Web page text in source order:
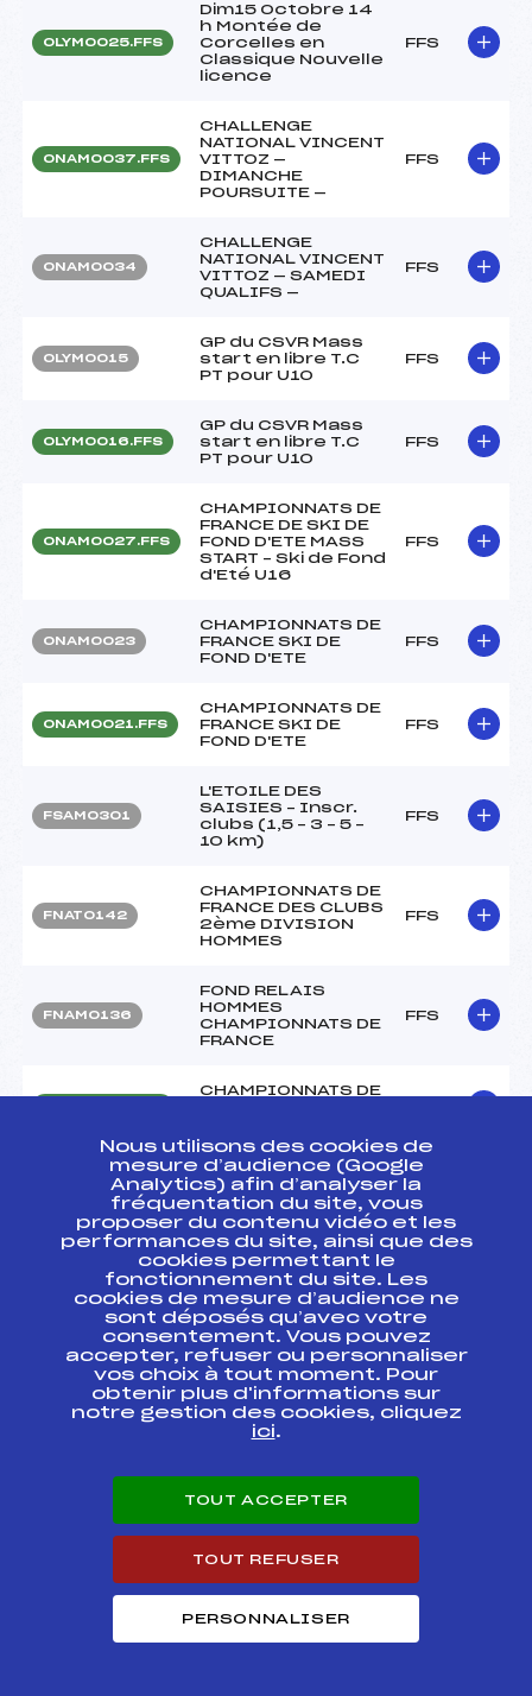
OLYM0025.FFS
Dim15 Octobre 14
h Montée de
Corcelles en
Classique Nouvelle
licence
FFS
ONAM0037.FFS
CHALLENGE
NATIONAL VINCENT
VITTOZ —
DIMANCHE
POURSUITE —
FFS
ONAM0034
CHALLENGE
NATIONAL VINCENT
VITTOZ — SAMEDI
QUALIFS —
FFS
OLYM0015
GP du CSVR Mass
start en libre T.C
PT pour U10
FFS
OLYM0016.FFS
GP du CSVR Mass
start en libre T.C
PT pour U10
FFS
ONAM0027.FFS
CHAMPIONNATS DE
FRANCE DE SKI DE
FOND D'ETE MASS
START – Ski de Fond
d'Eté U16
FFS
ONAM0023
CHAMPIONNATS DE
FRANCE SKI DE
FOND D'ETE
FFS
ONAM0021.FFS
CHAMPIONNATS DE
FRANCE SKI DE
FOND D'ETE
FFS
FSAM0301
L'ETOILE DES
SAISIES – Inscr.
clubs (1,5 – 3 – 5 –
10 km)
FFS
FNAT0142
CHAMPIONNATS DE
FRANCE DES CLUBS
2ème DIVISION
HOMMES
FFS
FNAM0136
FOND RELAIS
HOMMES
CHAMPIONNATS DE
FRANCE
FFS
CHAMPIONNATS DE
FNAT0112
FOND RELAIS
MIXTES
CHAMPIONNATS DE
FRANCE U16
FFS
FNAM0111.FFS
FINALE
CHAMPIONNATS DE
FRANCE U16
FFS
FMJM0263
COURSE JEUNES
MOUTHE
25/02/2017
FFS
CHALLENGE LUC
FNAM0082.FFS
CHAMPIONNATS DE
FRANCE U16 2ème
ETAPE
FFS
ETAPE
Nous utilisons des cookies de
mesure d’audience (Google
Analytics) afin d’analyser la
fréquentation du site, vous
proposer du contenu vidéo et les
performances du site, ainsi que des
cookies permettant le
fonctionnement du site. Les
cookies de mesure d’audience ne
sont déposés qu’avec votre
consentement. Vous pouvez
accepter, refuser ou personnaliser
vos choix à tout moment. Pour
obtenir plus d'informations sur
notre gestion des cookies, cliquez
ici.
TOUT ACCEPTER
TOUT REFUSER
PERSONNALISER